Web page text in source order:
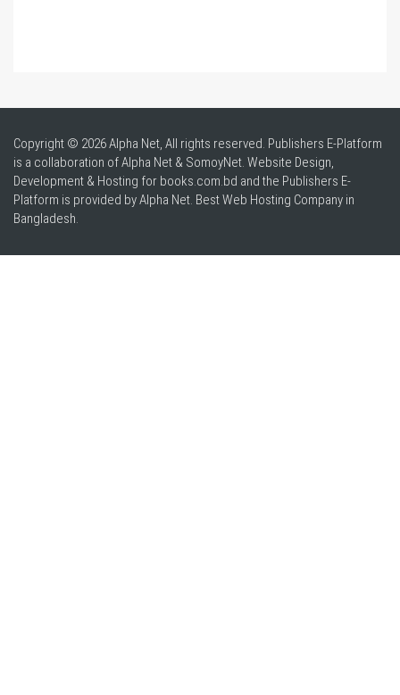
Copyright © 2026 Alpha Net, All rights reserved. Publishers E-Platform
is a collaboration of Alpha Net & SomoyNet. Website Design,
Development & Hosting for books.com.bd and the Publishers E-
Platform is provided by Alpha Net. BestWeb Hosting Company in
Bangladesh.